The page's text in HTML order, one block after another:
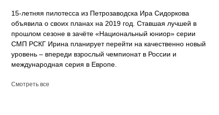
15-летняя пилотесса из Петрозаводска Ира Сидоркова
объявила о своих планах на 2019 год. Ставшая лучшей в
прошлом сезоне в зачёте «Национальный юниор» серии
СМП РСКГ Ирина планирует перейти на качественно новый
уровень – впереди взрослый чемпионат в России и
международная серия в Европе.
Смотреть все